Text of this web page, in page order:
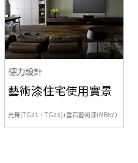
德力設計
藝術漆住宅使用實景
光舞(TG21、TG23)+雲石藝術漆(MB87)